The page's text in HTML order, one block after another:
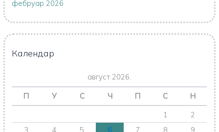
фебруар 2026
Календар
август 2026.
П У С Ч П С
Н
1
2
3
4 5 6 7 8
9